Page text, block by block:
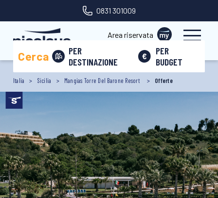
0831 301009
Cerca
PER
DESTINAZIONE
PER
BUDGET
Area riservata
Italia Sicilia Mangias Torre Del Barone Resort Offerte